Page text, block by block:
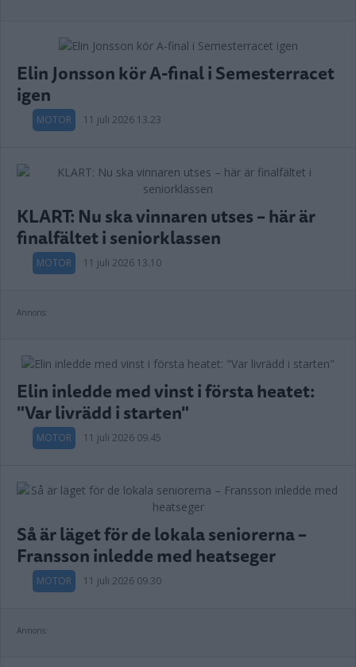
Elin Jonsson kör A-final i Semesterracet
igen
MOTOR 11 juli 2026 13.23
KLART: Nu ska vinnaren utses – här är
finalfältet i seniorklassen
MOTOR 11 juli 2026 13.10
Annons:
Elin inledde med vinst i första heatet:
"Var livrädd i starten"
MOTOR 11 juli 2026 09.45
Så är läget för de lokala seniorerna –
Fransson inledde med heatseger
MOTOR 11 juli 2026 09.30
Annons: